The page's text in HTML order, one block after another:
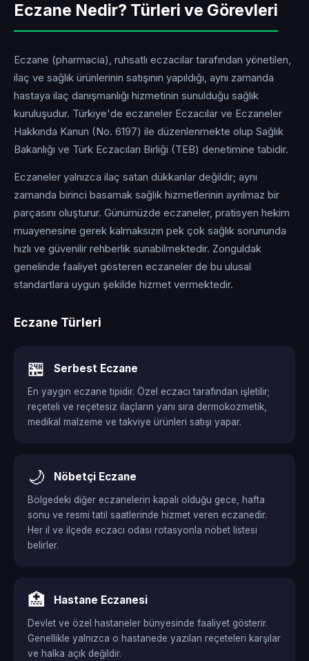
Eczane Nedir? Türleri ve Görevleri
Eczane (pharmacia), ruhsatlı eczacılar tarafından yönetilen,
ilaç ve sağlık ürünlerinin satışının yapıldığı, aynı zamanda
hastaya ilaç danışmanlığı hizmetinin sunulduğu sağlık
kuruluşudur. Türkiye'de eczaneler Eczacılar ve Eczaneler
Hakkında Kanun (No. 6197) ile düzenlenmekte olup Sağlık
Bakanlığı ve Türk Eczacıları Birliği (TEB) denetimine tabidir.
Eczaneler yalnızca ilaç satan dükkanlar değildir; aynı
zamanda birinci basamak sağlık hizmetlerinin ayrılmaz bir
parçasını oluşturur. Günümüzde eczaneler, pratisyen hekim
muayenesine gerek kalmaksızın pek çok sağlık sorununda
hızlı ve güvenilir rehberlik sunabilmektedir. Zonguldak
genelinde faaliyet gösteren eczaneler de bu ulusal
standartlara uygun şekilde hizmet vermektedir.
Eczane Türleri
🏪 Serbest Eczane
En yaygın eczane tipidir. Özel eczacı tarafından işletilir;
reçeteli ve reçetesiz ilaçların yanı sıra dermokozmetik,
medikal malzeme ve takviye ürünleri satışı yapar.
🌙 Nöbetçi Eczane
Bölgedeki diğer eczanelerin kapalı olduğu gece, hafta
sonu ve resmi tatil saatlerinde hizmet veren eczanedir.
Her il ve ilçede eczacı odası rotasyonla nöbet listesi
belirler.
🏥 Hastane Eczanesi
Devlet ve özel hastaneler bünyesinde faaliyet gösterir.
Genellikle yalnızca o hastanede yazılan reçeteleri karşılar
ve halka açık değildir.